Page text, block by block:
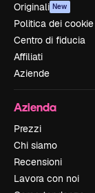
Originali New
Politica dei cookie
Centro di fiducia
Affiliati
Aziende
Azienda
Prezzi
Chi siamo
Recensioni
Lavora con noi